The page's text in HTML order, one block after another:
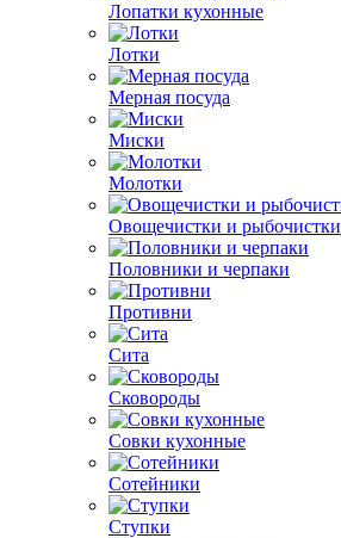
Лопатки кухонные
Лотки
Мерная посуда
Миски
Молотки
Овощечистки и рыбочистки
Половники и черпаки
Противни
Сита
Сковороды
Совки кухонные
Сотейники
Ступки